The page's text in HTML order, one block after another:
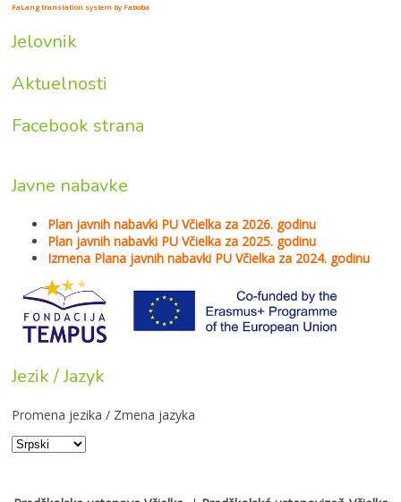
FaLang translation system by Faboba
Jelovnik
Aktuelnosti
Facebook strana
Javne nabavke
Plan javnih nabavki PU Včielka za 2026. godinu
Plan javnih nabavki PU Včielka za 2025. godinu
Izmena Plana javnih nabavki PU Včielka za 2024. godinu
Jezik / Jazyk
Promena jezika / Zmena jazyka